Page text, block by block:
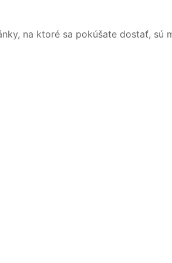
na ktoré sa pokúšate dostať, sú